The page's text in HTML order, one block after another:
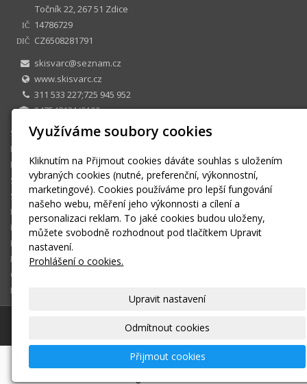
Točník 22, 267 51 Zdice
IČ 14786729
DIČ
CZ6508281791
skisvarc@seznam.cz
www.skisvarc.cz
311 533 227;725 945 952
247548131/0100
SKI CENTRUM Petr Švarc
E-shop
Půjčovna
Sezonní půjčovné
Skiservis
Kontakt
Kontaktní formulář
Ke stažení
Montáž a seřízení vázání
OBCHODNÍ PODMÍNKY
Košík
SKI CENTRUM Petr Švarc | Mapa webu
s AI,
Využíváme soubory cookies
Kliknutím na Přijmout cookies dáváte souhlas s uložením
vybraných cookies (nutné, preferenční, výkonnostní,
marketingové). Cookies používáme pro lepší fungování
našeho webu, měření jeho výkonnosti a cílení a
personalizaci reklam. To jaké cookies budou uloženy,
můžete svobodně rozhodnout pod tlačítkem Upravit
nastavení.
Prohlášení o cookies.
Upravit nastavení
Odmítnout cookies
Přijmout cookies